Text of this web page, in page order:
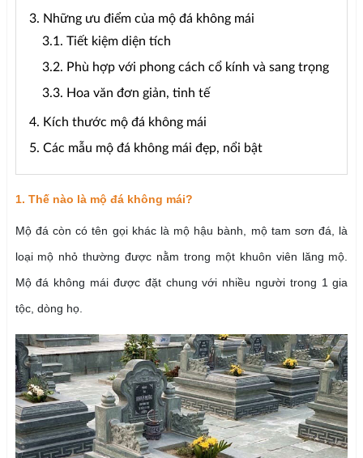
3. Những ưu điểm của mộ đá không mái
3.1. Tiết kiệm diện tích
3.2. Phù hợp với phong cách cổ kính và sang trọng
3.3. Hoa văn đơn giản, tinh tế
4. Kích thước mộ đá không mái
5. Các mẫu mộ đá không mái đẹp, nổi bật
1. Thế nào là mộ đá không mái?
Mộ đá còn có tên gọi khác là mộ hậu bành, mộ tam sơn đá, là
loại mộ nhỏ thường được nằm trong một khuôn viên lăng mộ.
Mộ đá không mái được đặt chung với nhiều người trong 1 gia
tộc, dòng họ.